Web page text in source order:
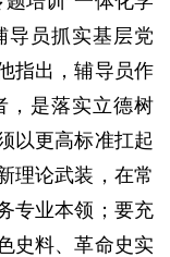
导员抓实基层党
指出，辅导员作
，是落实立德树
以更高标准扛起
理论武装，在常
专业本领；要充
史料、革命史实